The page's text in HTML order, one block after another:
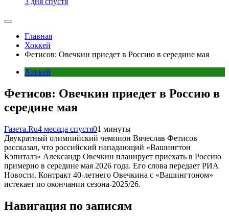
Главная
Хоккей
Фетисов: Овечкин приедет в Россию в середине мая
Хоккей
Фетисов: Овечкин приедет в Россию в
середине мая
Газета.Ru4 месяца спустя01 минуты
Двукратный олимпийский чемпион Вячеслав Фетисов
рассказал, что российский нападающий «Вашингтон
Кэпиталз» Александр Овечкин планирует приехать в Россию
примерно в середине мая 2026 года. Его слова передает РИА
Новости. Контракт 40-летнего Овечкина с «Вашингтоном»
истекает по окончании сезона-2025/26.
Навигация по записям